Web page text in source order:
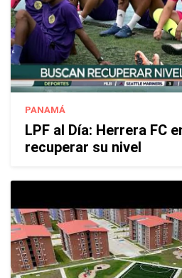
PANAMÁ
LPF al Día: Herrera FC
recuperar su nivel